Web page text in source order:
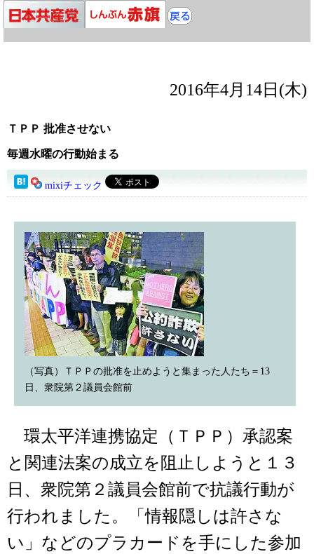
2016年4月14日(木)
ＴＰＰ 批准させない
毎週水曜の行動始まる
mixiチェック
（写真）ＴＰＰの批准を止めようと集まった人たち＝13
日、衆院第２議員会館前
環太平洋連携協定（ＴＰＰ）承認案
と関連法案の成立を阻止しようと１３
日、衆院第２議員会館前で抗議行動が
行われました。「情報隠しは許さな
い」などのプラカードを手にした参加